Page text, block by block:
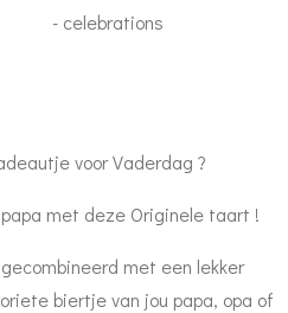
- celebrations
voor Vaderdag ?
met deze Originele taart !
met een lekker
biertje van jou papa, opa of